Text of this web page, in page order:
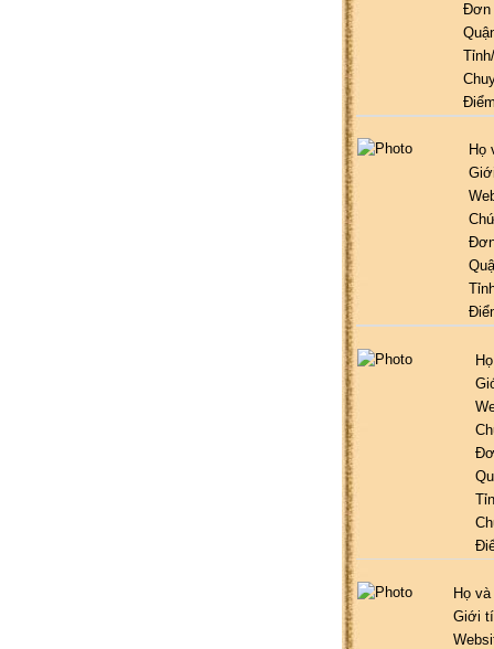
Đơn
Họ
Họ
Giới